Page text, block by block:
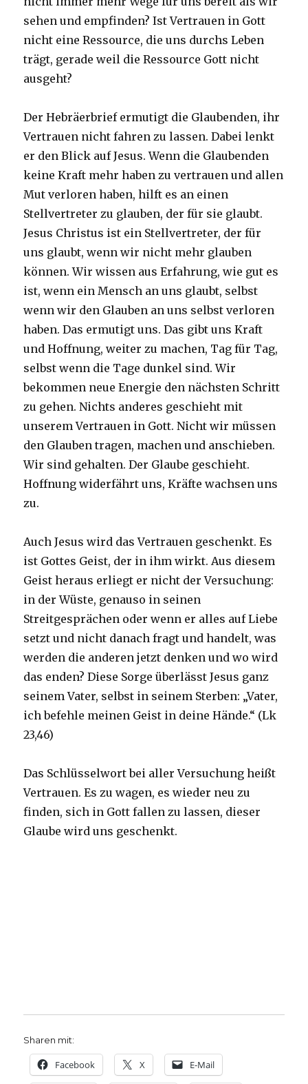
sehen und empfinden? Ist Vertrauen in Gott
nicht eine Ressource, die uns durchs Leben
trägt, gerade weil die Ressource Gott nicht
ausgeht?
Der Hebräerbrief ermutigt die Glaubenden, ihr
Vertrauen nicht fahren zu lassen. Dabei lenkt
er den Blick auf Jesus. Wenn die Glaubenden
keine Kraft mehr haben zu vertrauen und allen
Mut verloren haben, hilft es an einen
Stellvertreter zu glauben, der für sie glaubt.
Jesus Christus ist ein Stellvertreter, der für
uns glaubt, wenn wir nicht mehr glauben
können. Wir wissen aus Erfahrung, wie gut es
ist, wenn ein Mensch an uns glaubt, selbst
wenn wir den Glauben an uns selbst verloren
haben. Das ermutigt uns. Das gibt uns Kraft
und Hoffnung, weiter zu machen, Tag für Tag,
selbst wenn die Tage dunkel sind. Wir
bekommen neue Energie den nächsten Schritt
zu gehen. Nichts anderes geschieht mit
unserem Vertrauen in Gott. Nicht wir müssen
den Glauben tragen, machen und anschieben.
Wir sind gehalten. Der Glaube geschieht.
Hoffnung widerfährt uns, Kräfte wachsen uns
zu.
Auch Jesus wird das Vertrauen geschenkt. Es
ist Gottes Geist, der in ihm wirkt. Aus diesem
Geist heraus erliegt er nicht der Versuchung:
in der Wüste, genauso in seinen
Streitgesprächen oder wenn er alles auf Liebe
setzt und nicht danach fragt und handelt, was
werden die anderen jetzt denken und wo wird
das enden? Diese Sorge überlässt Jesus ganz
seinem Vater, selbst in seinem Sterben: „Vater,
ich befehle meinen Geist in deine Hände.“ (Lk
23,46)
Das Schlüsselwort bei aller Versuchung heißt
Vertrauen. Es zu wagen, es wieder neu zu
finden, sich in Gott fallen zu lassen, dieser
Glaube wird uns geschenkt.
Sharen mit:
Facebook X E-Mail